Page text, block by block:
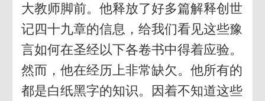
大教师脚前。他释放了好多篇解释创世
记四十九章的信息，给我们看见这些豫
言如何在圣经以下各卷书中得着应验。
然而，他在经历上非常缺欠。他所有的
都是白纸黑字的知识。因着不知道这些